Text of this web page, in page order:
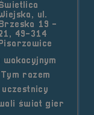
ul.
19 -
49-314
razem
świat gier